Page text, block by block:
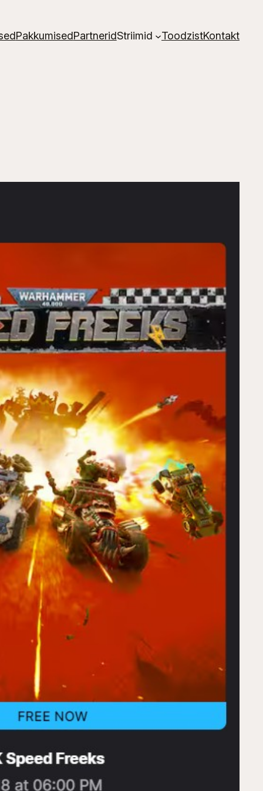
PakkumisedPartneridStriimid ToodzistKontakt